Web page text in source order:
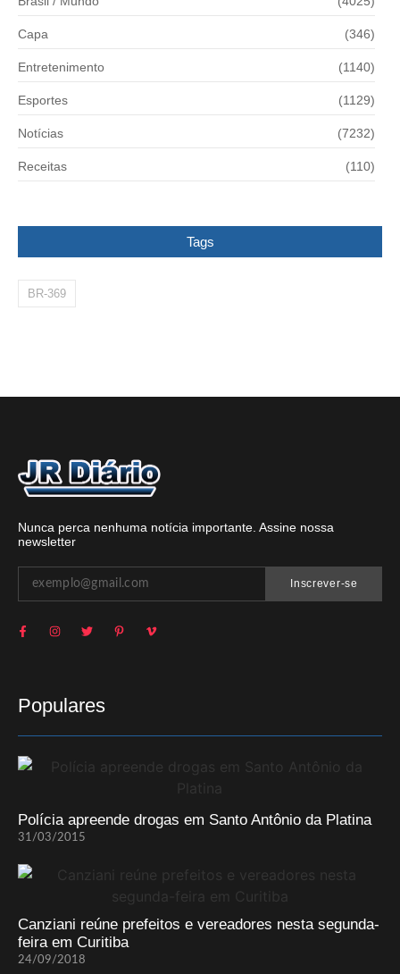
Capa (346)
Entretenimento (1140)
Esportes (1129)
Notícias (7232)
Receitas (110)
Tags
BR-369
Nunca perca nenhuma notícia importante. Assine nossa
newsletter
Inscrever-se
Populares
Polícia apreende drogas em Santo Antônio da Platina
31/03/2015
Canziani reúne prefeitos e vereadores nesta segunda-
feira em Curitiba
24/09/2018